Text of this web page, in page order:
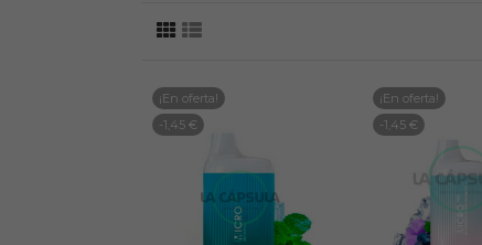
¡En oferta!
-1,45 €
¡En oferta!
-1,45 €